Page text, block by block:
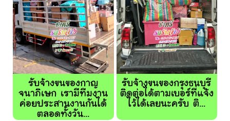
รับจ้างขนของกาญ
จนาภิเษก เรามีทีมงาน
ค่อยประสานงานกันได้
ตลอดทั้งวัน...
รับจ้างขนของกรุงธนบุรี
ติดต่อได้ตามเบอร์ที่แจ้ง
ไว้ได้เลยนะครับ ติ...